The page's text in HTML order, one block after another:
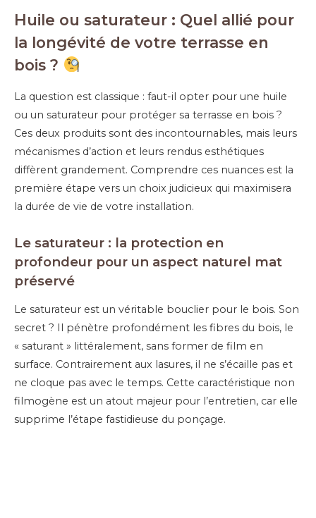
Huile ou saturateur : Quel allié pour
la longévité de votre terrasse en
bois ?
La question est classique : faut-il opter pour une huile
ou un saturateur pour protéger sa terrasse en bois ?
Ces deux produits sont des incontournables, mais leurs
mécanismes d’action et leurs rendus esthétiques
diffèrent grandement. Comprendre ces nuances est la
première étape vers un choix judicieux qui maximisera
la durée de vie de votre installation.
Le saturateur : la protection en
profondeur pour un aspect naturel mat
préservé
Le saturateur est un véritable bouclier pour le bois. Son
secret ? Il pénètre profondément les fibres du bois, le
« saturant » littéralement, sans former de film en
surface. Contrairement aux lasures, il ne s’écaille pas et
ne cloque pas avec le temps. Cette caractéristique non
filmogène est un atout majeur pour l’entretien, car elle
supprime l’étape fastidieuse du ponçage.